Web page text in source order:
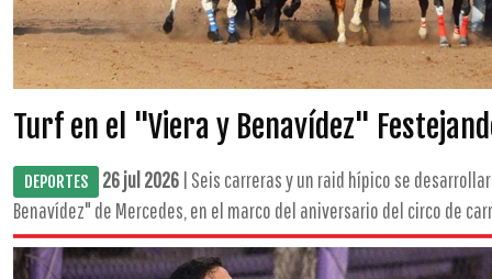
Turf en el "Viera y Benavídez"
DEPORTES 26 jul 2026 | Seis carreras y un raid hípico se
Benavídez" de Mercedes, en el marco del aniversario del circo de